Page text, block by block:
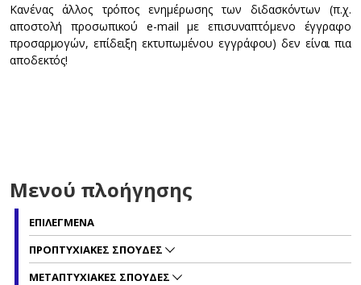
Κανένας άλλος τρόπος ενημέρωσης των διδασκόντων (π.χ.
αποστολή προσωπικού e-mail με επισυναπτόμενο έγγραφο
προσαρμογών, επίδειξη εκτυπωμένου εγγράφου) δεν είναι πια
αποδεκτός!
Μενού πλοήγησης
ΕΠΙΛΕΓΜΕΝΑ
ΠΡΟΠΤΥΧΙΑΚΕΣ ΣΠΟΥΔΕΣ
ΜΕΤΑΠΤΥΧΙΑΚΕΣ ΣΠΟΥΔΕΣ